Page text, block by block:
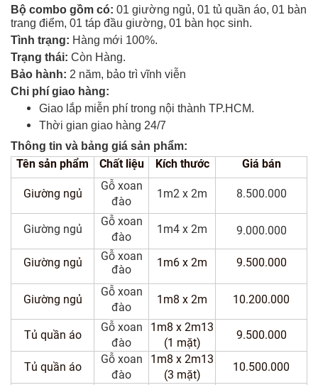
Nội
Thất
Phòng
Khác
Giới
Thiệu
Thức
Liên
Bộ combo gồm có: 01 giường ngủ, 01 tủ quần áo, 01 bàn
trang điểm, 01 táp đầu giường, 01 bàn học sinh.
Tình trạng: Hàng mới 100%.
Trạng thái: Còn Hàng.
Bảo hành: 2 năm, bảo trì vĩnh viễn
Chi phí giao hàng:
Giao lắp miễn phí trong nội thành TP.HCM.
Thời gian giao hàng 24/7
Thông tin và bảng giá sản phẩm:
Tên sản phẩm Chất liệu Kích thước Giá bán
Giường ngủ
Gỗ xoan
đào
1m2 x 2m 8.500.000
Giường ngủ
Gỗ xoan
đào
1m4 x 2m 9.000.000
Giường ngủ
Gỗ xoan
đào
1m6 x 2m 9.500.000
Giường ngủ
Gỗ xoan
đào
1m8 x 2m 10.200.000
Tủ quần áo
Gỗ xoan
đào
1m8 x 2m13
(1 mặt)
9.500.000
Tủ quần áo
Gỗ xoan
đào
1m8 x 2m13
(3 mặt)
10.500.000